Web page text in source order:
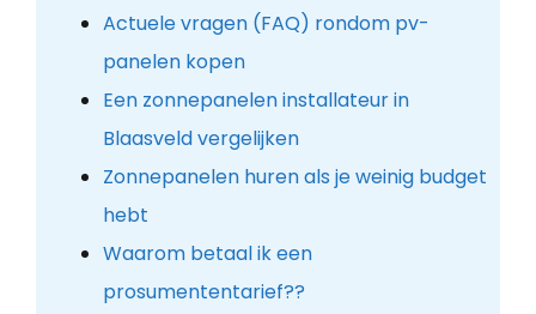
Actuele vragen (FAQ) rondom pv-
panelen kopen
Een zonnepanelen installateur in
Blaasveld vergelijken
Zonnepanelen huren als je weinig budget
hebt
Waarom betaal ik een
prosumententarief??